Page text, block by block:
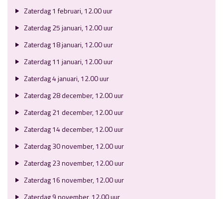
Zaterdag 1 februari, 12.00 uur
Zaterdag 25 januari, 12.00 uur
Zaterdag 18 januari, 12.00 uur
Zaterdag 11 januari, 12.00 uur
Zaterdag 4 januari, 12.00 uur
Zaterdag 28 december, 12.00 uur
Zaterdag 21 december, 12.00 uur
Zaterdag 14 december, 12.00 uur
Zaterdag 30 november, 12.00 uur
Zaterdag 23 november, 12.00 uur
Zaterdag 16 november, 12.00 uur